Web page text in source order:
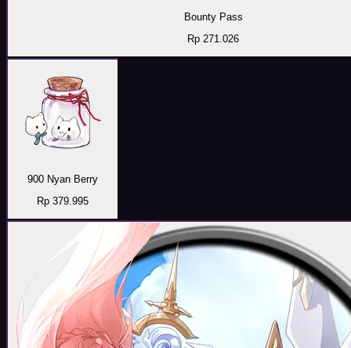
Bounty Pass
Rp 271.026
900 Nyan Berry
Rp 379.995